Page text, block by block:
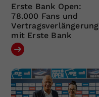
Erste Bank Open:
78.000 Fans und
Vertragsverlängerung
mit Erste Bank